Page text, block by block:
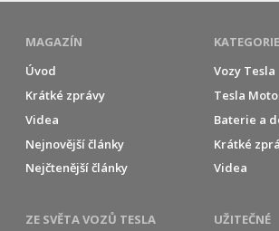
MAGAZÍN
Úvod
Krátké zprávy
Videa
Nejnovější články
Nejčtenější články
KATEGORIE
Vozy Tesla
Tesla
Baterie a
Krátké
Videa
ZE SVĚTA VOZŮ TESLA
UŽITEČNÉ